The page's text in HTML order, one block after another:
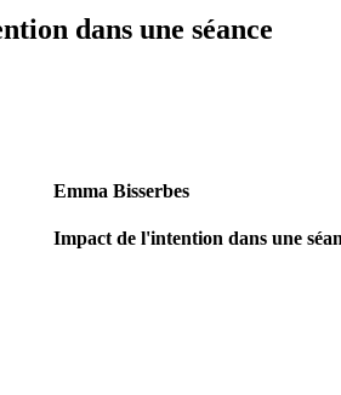
dans une séance
Emma Bisserbes
Impact de l'intention